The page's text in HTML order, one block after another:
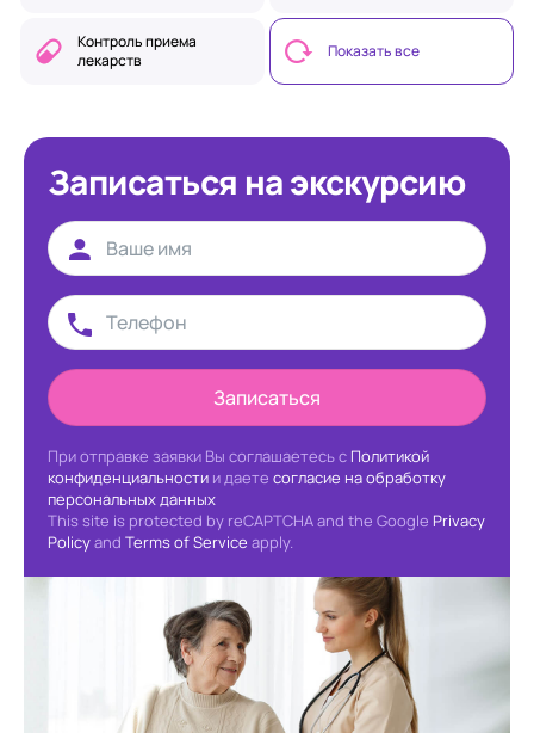
Контроль приема
лекарств
Показать все
Записаться на экскурсию
Записаться
При отправке заявки Вы соглашаетесь с Политикой
конфиденциальности и даете согласие на обработку
персональных данных
This site is protected by reCAPTCHA and the Google Privacy
Policyand Terms of Service apply.